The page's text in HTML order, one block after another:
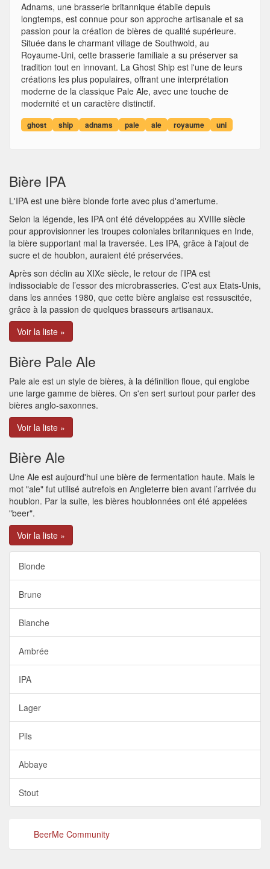
Adnams, une brasserie britannique établie depuis
longtemps, est connue pour son approche artisanale et sa
passion pour la création de bières de qualité supérieure.
Située dans le charmant village de Southwold, au
Royaume-Uni, cette brasserie familiale a su préserver sa
tradition tout en innovant. La Ghost Ship est l'une de leurs
créations les plus populaires, offrant une interprétation
moderne de la classique Pale Ale, avec une touche de
modernité et un caractère distinctif.
ghost ship adnams pale ale royaume uni
Bière IPA
L'IPA est une bière blonde forte avec plus d'amertume.
Selon la légende, les IPA ont été développées au XVIIIe siècle
pour approvisionner les troupes coloniales britanniques en Inde,
la bière supportant mal la traversée. Les IPA, grâce à l'ajout de
sucre et de houblon, auraient été préservées.
Après son déclin au XIXe siècle, le retour de l’IPA est
indissociable de l’essor des microbrasseries. C’est aux Etats-Unis,
dans les années 1980, que cette bière anglaise est ressuscitée,
grâce à la passion de quelques brasseurs artisanaux.
Voir la liste »
Bière Pale Ale
Pale ale est un style de bières, à la définition floue, qui englobe
une large gamme de bières. On s'en sert surtout pour parler des
bières anglo-saxonnes.
Voir la liste »
Bière Ale
Une Ale est aujourd'hui une bière de fermentation haute. Mais le
mot "ale" fut utilisé autrefois en Angleterre bien avant l’arrivée du
houblon. Par la suite, les bières houblonnées ont été appelées
"beer".
Voir la liste »
Blonde
Brune
Blanche
Ambrée
IPA
Lager
Pils
Abbaye
Stout
BeerMe Community